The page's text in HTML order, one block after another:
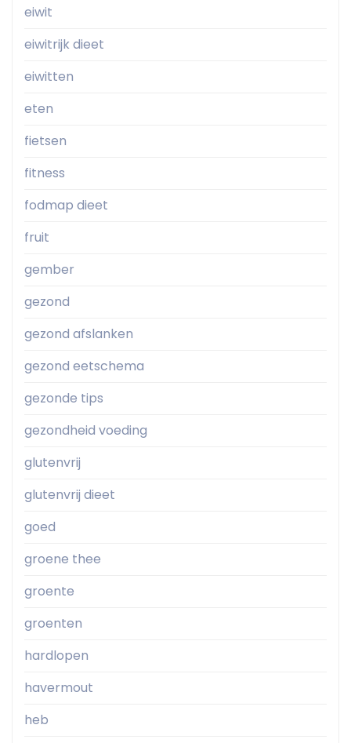
eiwit
eiwitrijk dieet
eiwitten
eten
fietsen
fitness
fodmap dieet
fruit
gember
gezond
gezond afslanken
gezond eetschema
gezonde tips
gezondheid voeding
glutenvrij
glutenvrij dieet
goed
groene thee
groente
groenten
hardlopen
havermout
heb